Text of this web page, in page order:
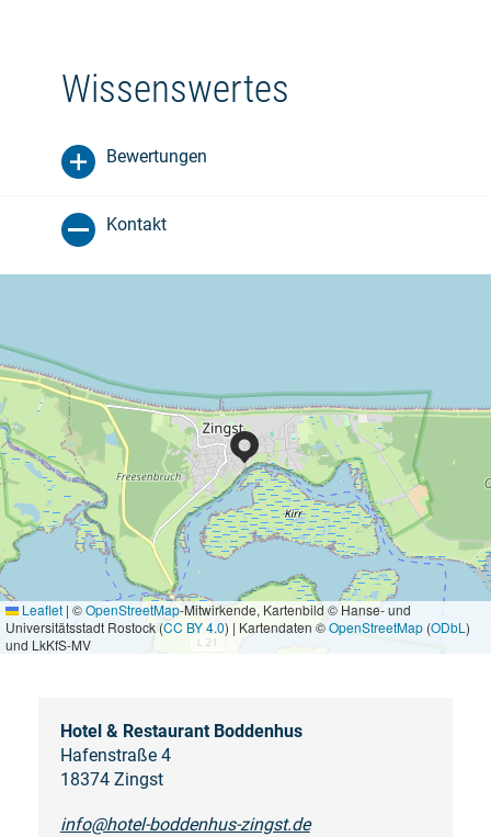
Wissenswertes
Bewertungen
Kontakt
Leaflet | ©OpenStreetMap-Mitwirkende, Kartenbild © Hanse- und
Universitätsstadt Rostock (CC BY 4.0) | Kartendaten ©OpenStreetMap (ODbL )
und LkKfS-MV
Hotel & Restaurant Boddenhus
Hafenstraße 4
18374 Zingst
info@hotel-boddenhus-zingst.de